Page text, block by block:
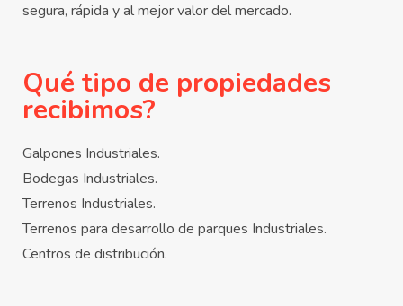
segura, rápida y al mejor valor del mercado.
Qué tipo de propiedades
recibimos?
Galpones Industriales.
Bodegas Industriales.
Terrenos Industriales.
Terrenos para desarrollo de parques Industriales.
Centros de distribución.